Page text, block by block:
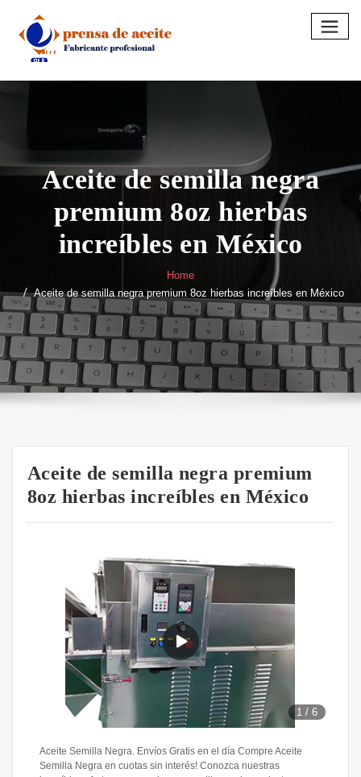
content
Aceite de semilla negra
premium 8oz hierbas
increíbles en México
Home
Aceite de semilla negra premium 8oz hierbas increíbles en México
Aceite de semilla negra premium
8oz hierbas increíbles en México
1 /6
Aceite Semilla Negra. Envíos Gratis en el día Compre Aceite
Semilla Negra en cuotas sin interés! Conozca nuestras